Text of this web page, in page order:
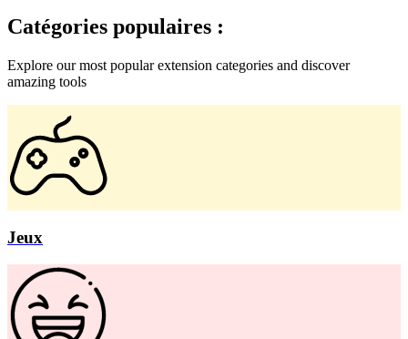
Catégories populaires :
Explore our most popular extension categories and discover
amazing tools
Jeux